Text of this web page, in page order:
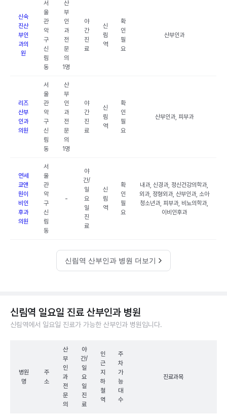
신숙
진산
부인
과의
원
서
울
관
악
구
신
림
동
산
부
인
과
전
문
의
1명
야
간
진
료
신
림
역
확
인
필
요
산부인과
리즈
산부
인과
의원
서
울
관
악
구
신
림
동
산
부
인
과
전
문
의
1명
야
간
진
료
신
림
역
확
인
필
요
산부인과, 피부과
연세
쿄앤
원이
비인
후과
의원
서
울
관
악
구
신
림
동
-
야
간/
일
요
일
진
료
신
림
역
확
인
필
요
내과, 신경과, 정신건강의학과,
외과, 정형외과, 산부인과, 소아
청소년과, 피부과, 비뇨의학과,
이비인후과
신림역 산부인과 병원 더보기
신림역 일요일 진료 산부인과 병원
신림역에서 일요일 진료가 가능한 산부인과 병원입니다.
병원
명
주
소
산
부
인
과
전
문
의
야
간/
일
요
일
진
료
인
근
지
하
철
역
주
차
가
능
대
수
진료과목